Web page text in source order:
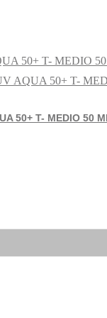
50+ T- MEDIO 50